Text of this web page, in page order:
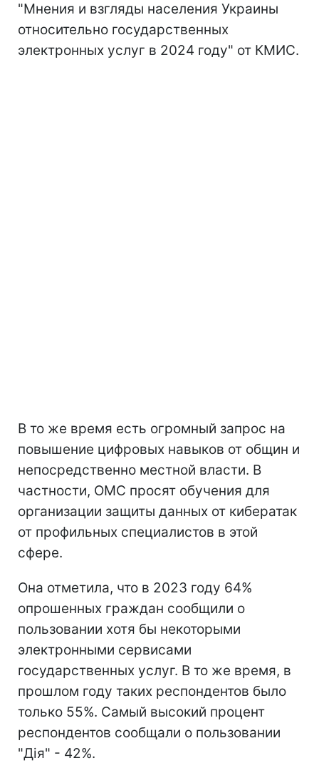
"Мнения и взгляды населения Украины
относительно государственных
электронных услуг в 2024 году" от КМИС.
В то же время есть огромный запрос на
повышение цифровых навыков от общин и
непосредственно местной власти. В
частности, ОМС просят обучения для
организации защиты данных от кибератак
от профильных специалистов в этой
сфере.
Она отметила, что в 2023 году 64%
опрошенных граждан сообщили о
пользовании хотя бы некоторыми
электронными сервисами
государственных услуг. В то же время, в
прошлом году таких респондентов было
только 55%. Самый высокий процент
респондентов сообщали о пользовании
"Дія" - 42%.